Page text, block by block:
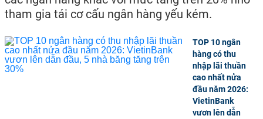
tham gia tái cơ cấu ngân hàng yếu kém.
TOP 10 ngân
hàng có thu
nhập lãi thuần
cao nhất nửa
đầu năm 2026:
VietinBank
vươn lên dẫn